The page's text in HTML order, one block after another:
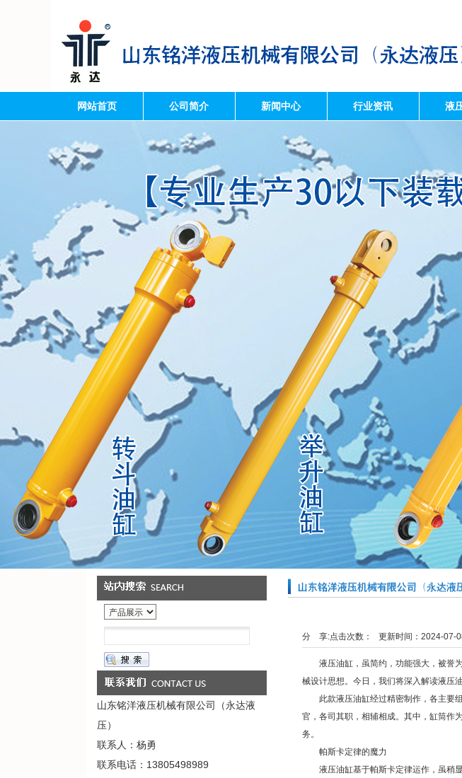
网站首页 公司简介 新闻中心 行业资讯 液
点击次数： 更新时间：2024-07-
分 享:
液压油缸，虽简约，功能强大，被誉为
械设计思想。今日，我们将深入解读液压
此款液压油缸经过精密制作，各主要组
官，各司其职，相辅相成。其中，缸筒作
务。
帕斯卡定律的魔力
液压油缸基于帕斯卡定律运作，虽稍显
山东铭洋液压机械有限公司（永达液
压）
联系人：杨勇
联系电话：13805498989